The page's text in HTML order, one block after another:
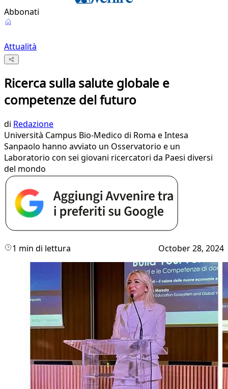
Abbonati
Attualità
Ricerca sulla salute globale e
competenze del futuro
di Redazione
Università Campus Bio-Medico di Roma e Intesa
Sanpaolo hanno avviato un Osservatorio e un
Laboratorio con sei giovani ricercatori da Paesi diversi
del mondo
1 min di lettura October 28, 2024